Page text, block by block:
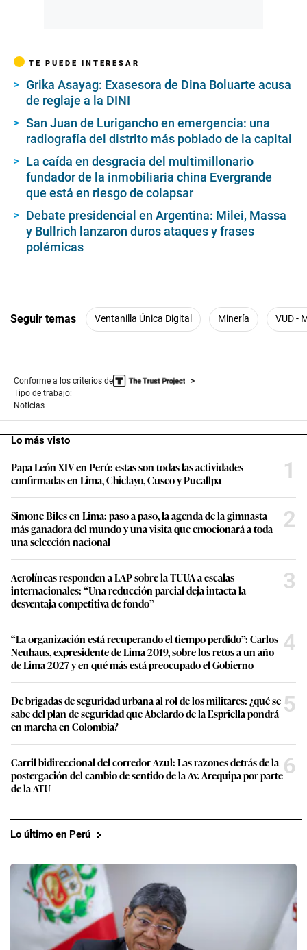
TE PUEDE INTERESAR
Grika Asayag: Exasesora de Dina Boluarte acusa
de reglaje a la DINI
San Juan de Lurigancho en emergencia: una
radiografía del distrito más poblado de la capital
La caída en desgracia del multimillonario
fundador de la inmobiliaria china Evergrande
que está en riesgo de colapsar
Debate presidencial en Argentina: Milei, Massa
y Bullrich lanzaron duros ataques y frases
polémicas
Seguir temas Ventanilla Única Digital Minería VUD -
Conforme a los criterios de
Tipo de trabajo:
Noticias
Lo más visto
Papa León XIV en Perú: estas son todas las actividades
confirmadas en Lima, Chiclayo, Cusco y Pucallpa
1
Simone Biles en Lima: paso a paso, la agenda de la gimnasta
más ganadora del mundo y una visita que emocionará a toda
una selección nacional
2
Aerolíneas responden a LAP sobre la TUUA a escalas
internacionales: “Una reducción parcial deja intacta la
desventaja competitiva de fondo”
3
“La organización está recuperando el tiempo perdido”: Carlos
Neuhaus, expresidente de Lima 2019, sobre los retos a un año
de Lima 2027 y en qué más está preocupado el Gobierno
4
De brigadas de seguridad urbana al rol de los militares: ¿qué se
sabe del plan de seguridad que Abelardo de la Espriella pondrá
en marcha en Colombia?
5
Carril bidireccional del corredor Azul: Las razones detrás de la
postergación del cambio de sentido de la Av. Arequipa por parte
de la ATU
6
Lo último en Perú